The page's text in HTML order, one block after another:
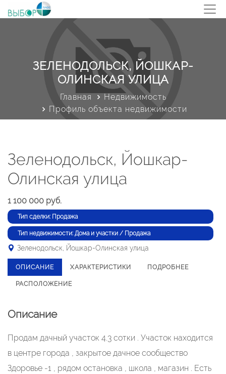
ЗЕЛЕНОДОЛЬСК, ЙОШКАР-
ОЛИНСКАЯ УЛИЦА
Главная
Недвижимость
Профиль объекта недвижимости
Зеленодольск, Йошкар-
Олинская улица
1 100 000 руб.
Тип сделки: Продажа
Тип недвижимости: Дома и участки / Продажа
Зеленодольск, Йошкар-Олинская улица
ОПИСАНИЕ ХАРАКТЕРИСТИКИ ПОДРОБНЕЕ
РАСПОЛОЖЕНИЕ
Описание
Продам дачный участок 4.3 сотки . Участок находится
в центре города , закрытое дачное сообщество
Здоровье -1 , рядом остановка , школа , магазин . Есть